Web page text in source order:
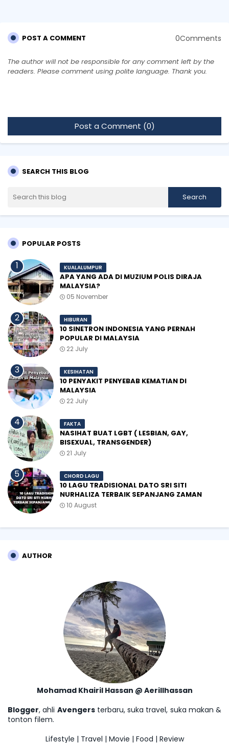
POST A COMMENT 0Comments
The author will not be responsible for any comment left by the
readers. Please comment using polite language. Thank you.
Post a Comment (0)
SEARCH THIS BLOG
POPULAR POSTS
KUALALUMPUR
APA YANG ADA DI MUZIUM POLIS DIRAJA
MALAYSIA?
05 November
HIBURAN
10 SINETRON INDONESIA YANG PERNAH
POPULAR DI MALAYSIA
22 July
KESIHATAN
10 PENYAKIT PENYEBAB KEMATIAN DI
MALAYSIA
22 July
FAKTA
NASIHAT BUAT LGBT ( LESBIAN, GAY,
BISEXUAL, TRANSGENDER)
21 July
CHORD LAGU
10 LAGU TRADISIONAL DATO SRI SITI
NURHALIZA TERBAIK SEPANJANG ZAMAN
10 August
AUTHOR
Mohamad Khairil Hassan @ Aerillhassan
Blogger, ahli Avengersterbaru, suka travel, suka makan &
tonton filem.
Lifestyle | Travel | Movie | Food | Review